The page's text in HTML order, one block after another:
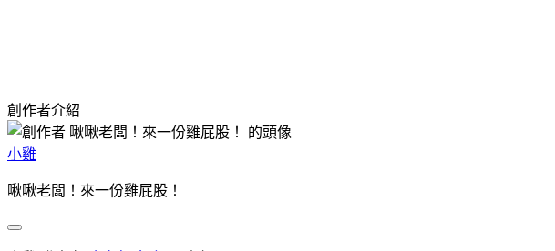
創作者介紹
小雞
啾啾老闆！來一份雞屁股！